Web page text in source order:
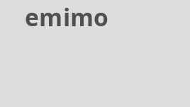
emimo